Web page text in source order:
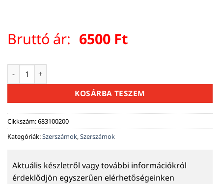
Bruttó ár: 6500 Ft
Csavarhúzó bitkészlettel 36 részes mennyiség
KOSÁRBA TESZEM
Cikkszám:683100200
Kategóriák:Szerszámok,Szerszámok
Aktuális készletről vagy további információkról
érdeklődjön egyszerűen elérhetőségeinken